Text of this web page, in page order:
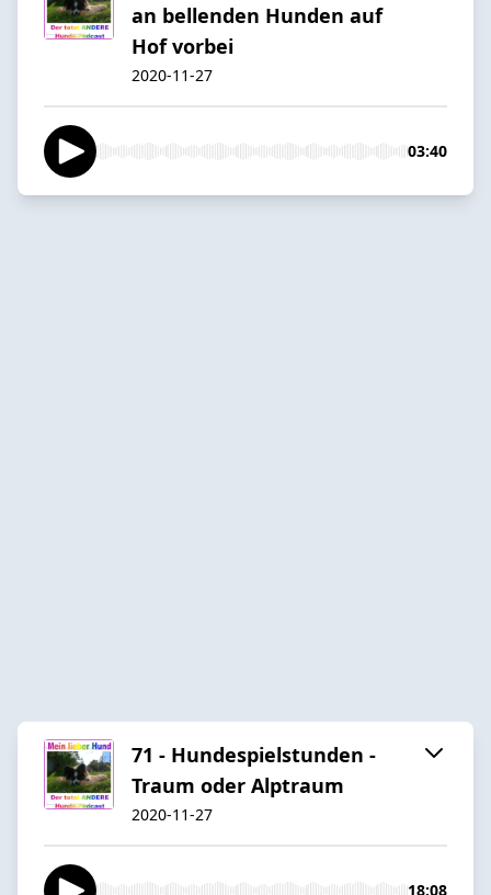
an bellenden Hunden auf
Hof vorbei
2020-11-27
03:40
71 - Hundespielstunden -
Traum oder Alptraum
2020-11-27
18:08